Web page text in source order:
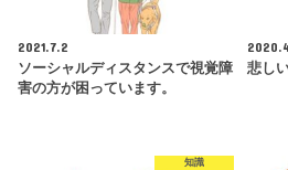
2021.7.2
ソーシャルディスタンスで視覚障
害の方が困っています。
悲し
知識